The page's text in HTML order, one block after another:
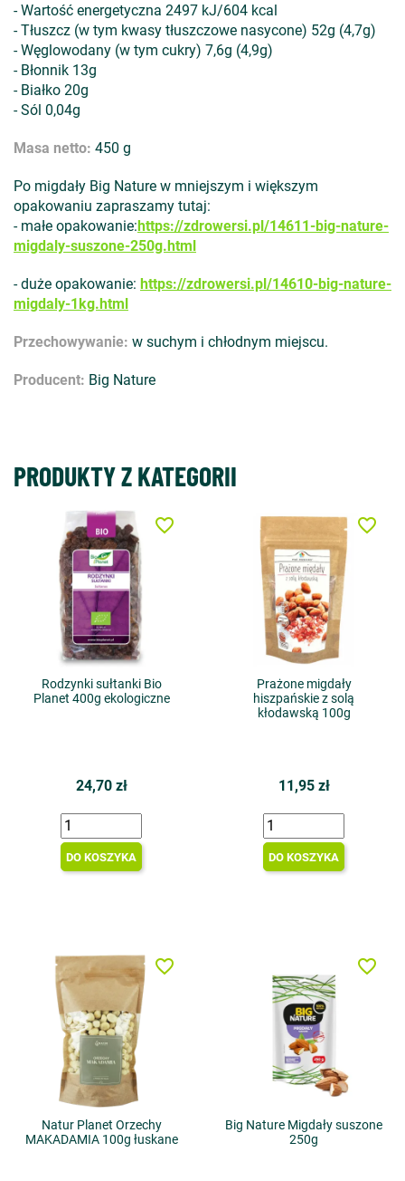
- Wartość energetyczna 2497 kJ/604 kcal
- Tłuszcz (w tym kwasy tłuszczowe nasycone) 52g (4,7g)
- Węglowodany (w tym cukry) 7,6g (4,9g)
- Błonnik 13g
- Białko 20g
- Sól 0,04g
Masa netto: 450 g
Po migdały Big Nature w mniejszym i większym
opakowaniu zapraszamy tutaj:
- małe opakowanie:https://zdrowersi.pl/14611-big-nature-
migdaly-suszone-250g.html
- duże opakowanie: https://zdrowersi.pl/14610-big-nature-
migdaly-1kg.html
Przechowywanie: w suchym i chłodnym miejscu.
Producent: Big Nature
PRODUKTY Z KATEGORII
Rodzynki sułtanki Bio
Planet 400g ekologiczne
24,70 zł
DO KOSZYKA
favorite_border
Prażone migdały
hiszpańskie z solą
kłodawską 100g
11,95 zł
DO KOSZYKA
favorite_border
Natur Planet Orzechy
MAKADAMIA 100g łuskane
favorite_border
Big Nature Migdały suszone
250g
favorite_border